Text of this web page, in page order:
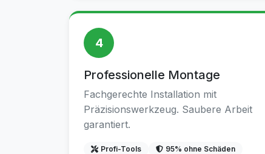
4
Professionelle Montage
Fachgerechte Installation mit
Präzisionswerkzeug. Saubere Arbeit
garantiert.
Profi-Tools 95% ohne Schäden